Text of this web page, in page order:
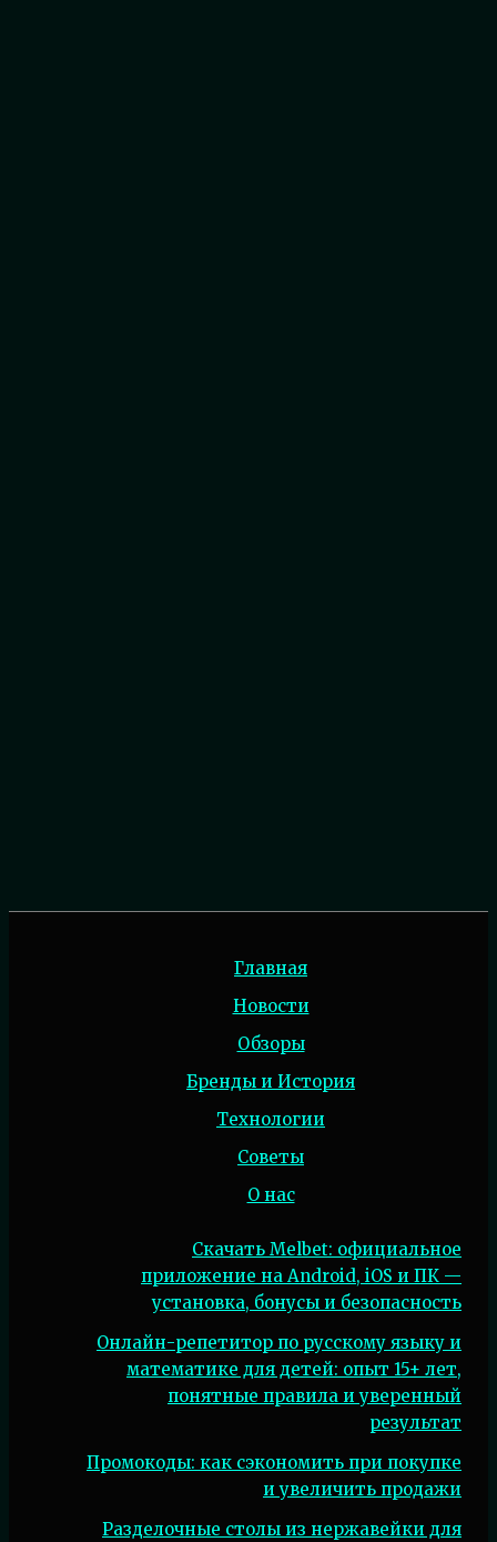
Главная
Новости
Обзоры
Бренды и История
Технологии
Советы
О нас
Скачать Melbet: официальное
приложение на Android, iOS и ПК —
установка, бонусы и безопасность
Онлайн-репетитор по русскому языку и
математике для детей: опыт 15+ лет,
понятные правила и уверенный
результат
Промокоды: как сэкономить при покупке
и увеличить продажи
Разделочные столы из нержавейки для